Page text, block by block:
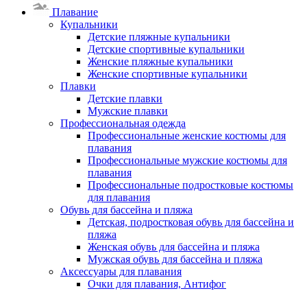
Плавание
Купальники
Детские пляжные купальники
Детские спортивные купальники
Женские пляжные купальники
Женские спортивные купальники
Плавки
Детские плавки
Мужские плавки
Профессиональная одежда
Профессиональные женские костюмы для
плавания
Профессиональные мужские костюмы для
плавания
Профессиональные подростковые костюмы
для плавания
Обувь для бассейна и пляжа
Детская, подростковая обувь для бассейна и
пляжа
Женская обувь для бассейна и пляжа
Мужская обувь для бассейна и пляжа
Аксессуары для плавания
Очки для плавания, Антифог